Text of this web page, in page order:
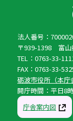
法人番号：
〒939-1398 富山
TEL：0763-33-
FAX：0763-33-
砺波市役所（本庁
開庁時間：平日8
庁舎案内図